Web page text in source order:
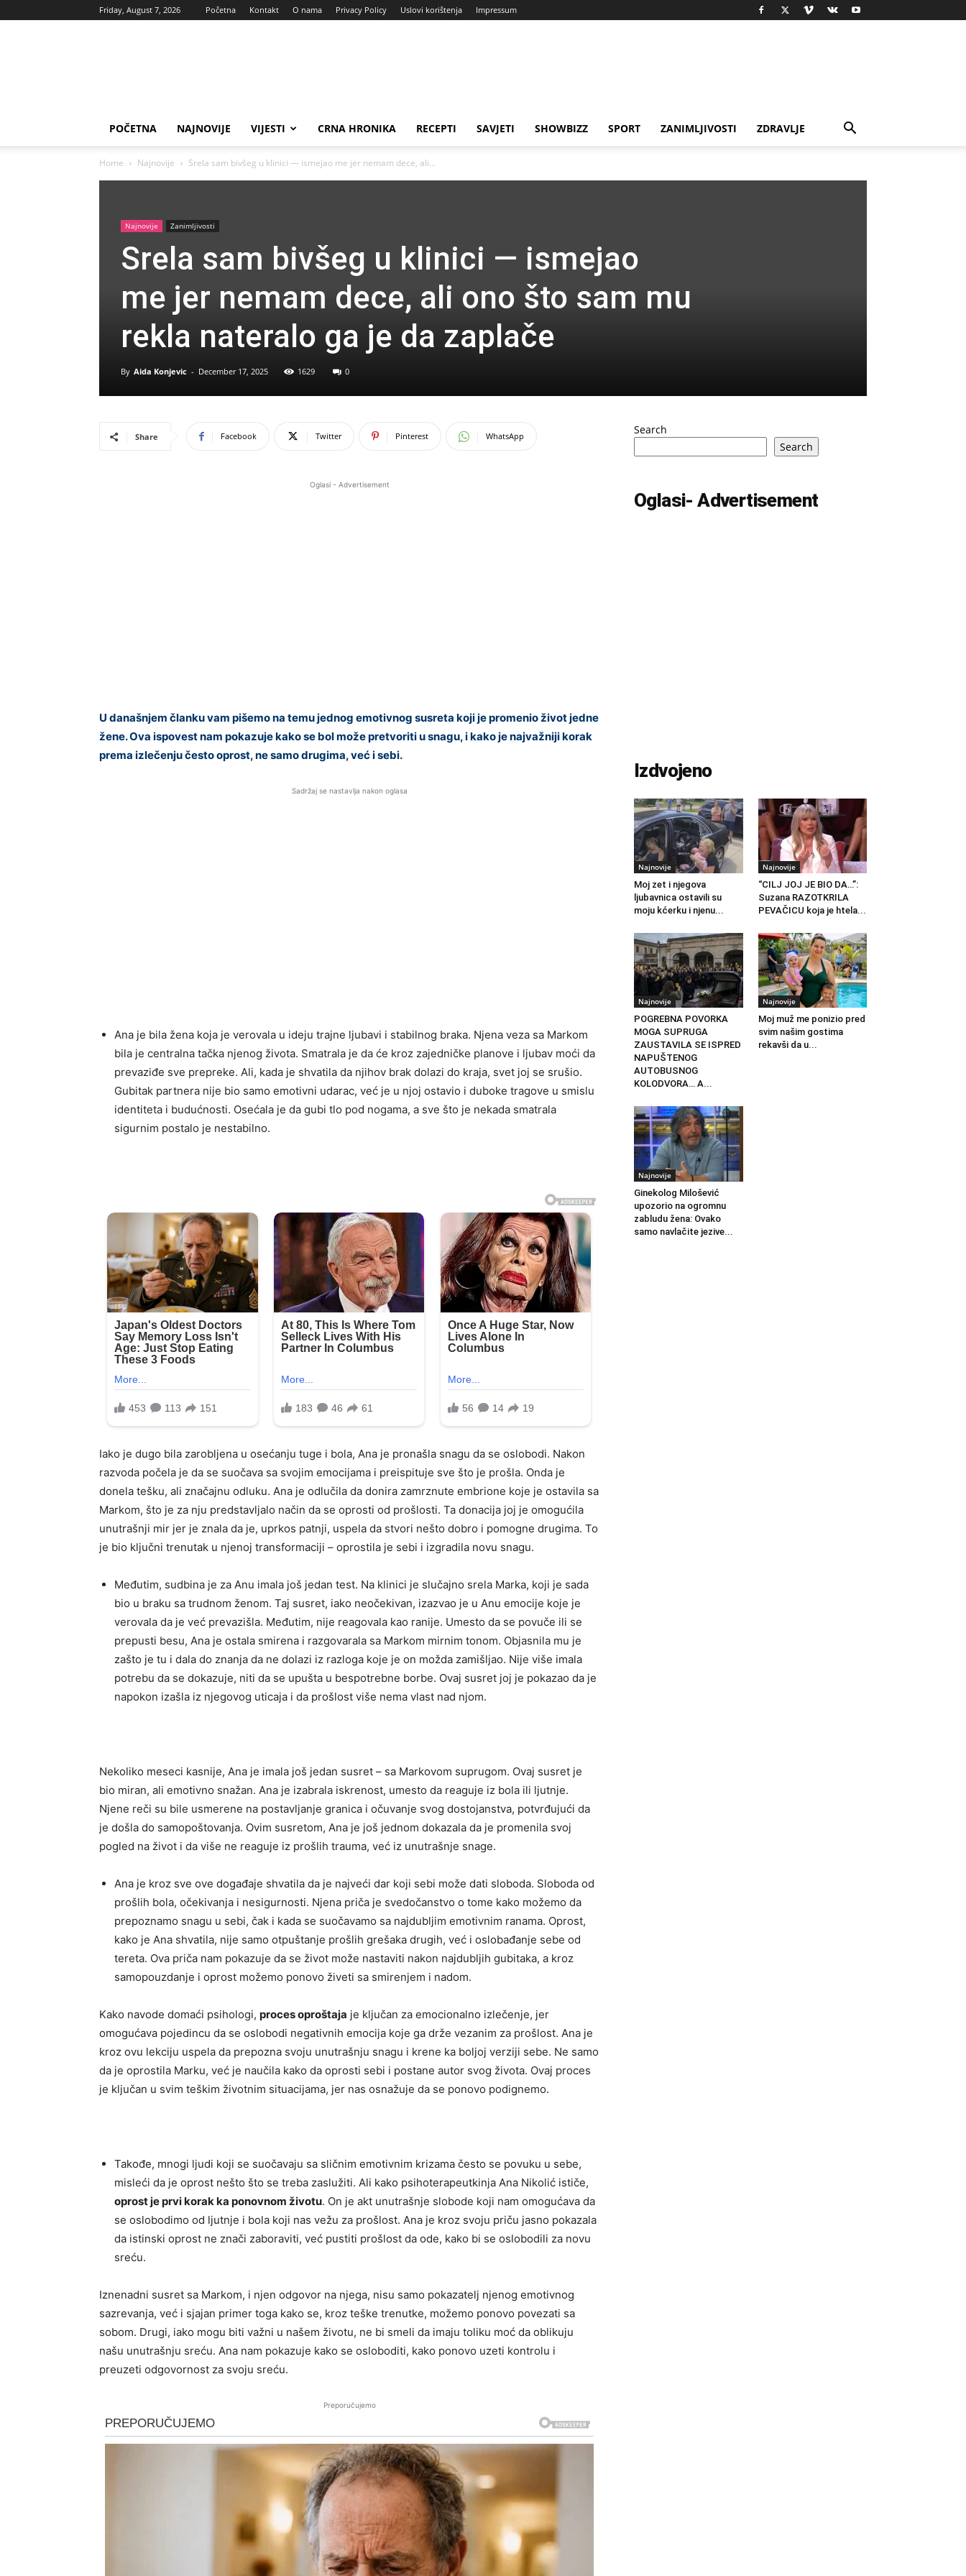
Friday, August 7, 2026 Početna Kontakt O nama Privacy Policy Uslovi korištenja Impressum
POČETNA NAJNOVIJE VIJESTI CRNA HRONIKA RECEPTI SAVJETI SHOWBIZZ SPORT ZANIMLJIVOSTI ZDRAVLJE
Home Najnovije Srela sam bivšeg u klinici — ismejao me jer nemam dece, ali...
Najnovije Zanimljivosti
Srela sam bivšeg u klinici — ismejao
me jer nemam dece, ali ono što sam mu
rekla nateralo ga je da zaplače
By Aida Konjevic - December 17, 2025 1629 0
Share Facebook Twitter Pinterest WhatsApp
Oglasi - Advertisement
U današnjem članku vam pišemo na temu jednog emotivnog susreta koji je promenio život jedne
žene. Ova ispovest nam pokazuje kako se bol može pretvoriti u snagu, i kako je najvažniji korak
prema izlečenju često oprost, ne samo drugima, već i sebi.
Sadržaj se nastavlja nakon oglasa
Ana je bila žena koja je verovala u ideju trajne ljubavi i stabilnog braka. Njena veza sa Markom
bila je centralna tačka njenog života. Smatrala je da će kroz zajedničke planove i ljubav moći da
prevaziđe sve prepreke. Ali, kada je shvatila da njihov brak dolazi do kraja, svet joj se srušio.
Gubitak partnera nije bio samo emotivni udarac, već je u njoj ostavio i duboke tragove u smislu
identiteta i budućnosti. Osećala je da gubi tlo pod nogama, a sve što je nekada smatrala
sigurnim postalo je nestabilno.
Iako je dugo bila zarobljena u osećanju tuge i bola, Ana je pronašla snagu da se oslobodi. Nakon
razvoda počela je da se suočava sa svojim emocijama i preispituje sve što je prošla. Onda je
donela tešku, ali značajnu odluku. Ana je odlučila da donira zamrznute embrione koje je ostavila sa
Markom, što je za nju predstavljalo način da se oprosti od prošlosti. Ta donacija joj je omogućila
unutrašnji mir jer je znala da je, uprkos patnji, uspela da stvori nešto dobro i pomogne drugima. To
je bio ključni trenutak u njenoj transformaciji – oprostila je sebi i izgradila novu snagu.
Međutim, sudbina je za Anu imala još jedan test. Na klinici je slučajno srela Marka, koji je sada
bio u braku sa trudnom ženom. Taj susret, iako neočekivan, izazvao je u Anu emocije koje je
verovala da je već prevazišla. Međutim, nije reagovala kao ranije. Umesto da se povuče ili se
prepusti besu, Ana je ostala smirena i razgovarala sa Markom mirnim tonom. Objasnila mu je
zašto je tu i dala do znanja da ne dolazi iz razloga koje je on možda zamišljao. Nije više imala
potrebu da se dokazuje, niti da se upušta u bespotrebne borbe. Ovaj susret joj je pokazao da je
napokon izašla iz njegovog uticaja i da prošlost više nema vlast nad njom.
Nekoliko meseci kasnije, Ana je imala još jedan susret – sa Markovom suprugom. Ovaj susret je
bio miran, ali emotivno snažan. Ana je izabrala iskrenost, umesto da reaguje iz bola ili ljutnje.
Njene reči su bile usmerene na postavljanje granica i očuvanje svog dostojanstva, potvrđujući da
je došla do samopoštovanja. Ovim susretom, Ana je još jednom dokazala da je promenila svoj
pogled na život i da više ne reaguje iz prošlih trauma, već iz unutrašnje snage.
Ana je kroz sve ove događaje shvatila da je najveći dar koji sebi može dati sloboda. Sloboda od
prošlih bola, očekivanja i nesigurnosti. Njena priča je svedočanstvo o tome kako možemo da
prepoznamo snagu u sebi, čak i kada se suočavamo sa najdubljim emotivnim ranama. Oprost,
kako je Ana shvatila, nije samo otpuštanje prošlih grešaka drugih, već i oslobađanje sebe od
tereta. Ova priča nam pokazuje da se život može nastaviti nakon najdubljih gubitaka, a kroz
samopouzdanje i oprost možemo ponovo živeti sa smirenjem i nadom.
Kako navode domaći psihologi, proces oproštaja je ključan za emocionalno izlečenje, jer
omogućava pojedincu da se oslobodi negativnih emocija koje ga drže vezanim za prošlost. Ana je
kroz ovu lekciju uspela da prepozna svoju unutrašnju snagu i krene ka boljoj verziji sebe. Ne samo
da je oprostila Marku, već je naučila kako da oprosti sebi i postane autor svog života. Ovaj proces
je ključan u svim teškim životnim situacijama, jer nas osnažuje da se ponovo podignemo.
Takođe, mnogi ljudi koji se suočavaju sa sličnim emotivnim krizama često se povuku u sebe,
misleći da je oprost nešto što se treba zaslužiti. Ali kako psihoterapeutkinja Ana Nikolić ističe,
oprost je prvi korak ka ponovnom životu. On je akt unutrašnje slobode koji nam omogućava da
se oslobodimo od ljutnje i bola koji nas vežu za prošlost. Ana je kroz svoju priču jasno pokazala
da istinski oprost ne znači zaboraviti, već pustiti prošlost da ode, kako bi se oslobodili za novu
sreću.
Iznenadni susret sa Markom, i njen odgovor na njega, nisu samo pokazatelj njenog emotivnog
sazrevanja, već i sjajan primer toga kako se, kroz teške trenutke, možemo ponovo povezati sa
sobom. Drugi, iako mogu biti važni u našem životu, ne bi smeli da imaju toliku moć da oblikuju
našu unutrašnju sreću. Ana nam pokazuje kako se osloboditi, kako ponovo uzeti kontrolu i
preuzeti odgovornost za svoju sreću.
Preporučujemo
Search
Search
Oglasi- Advertisement
Izdvojeno
Najnovije
Moj zet i njegova
ljubavnica ostavili su
moju kćerku i njenu...
Najnovije
“CILJ JOJ JE BIO DA…”:
Suzana RAZOTKRILA
PEVAČICU koja je htela...
Najnovije
POGREBNA POVORKA
MOGA SUPRUGA
ZAUSTAVILA SE ISPRED
NAPUŠTENOG
AUTOBUSNOG
KOLODVORA… A...
Najnovije
Moj muž me ponizio pred
svim našim gostima
rekavši da u...
Najnovije
Ginekolog Milošević
upozorio na ogromnu
zabludu žena: Ovako
samo navlačite jezive...